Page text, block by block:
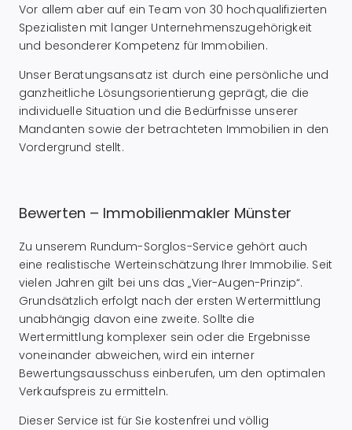
Vor allem aber auf ein Team von 30 hochqualifizierten
Spezialisten mit langer Unternehmenszugehörigkeit
und besonderer Kompetenz für Immobilien.
Unser Beratungsansatz ist durch eine persönliche und
ganzheitliche Lösungsorientierung geprägt, die die
individuelle Situation und die Bedürfnisse unserer
Mandanten sowie der betrachteten Immobilien in den
Vordergrund stellt.
Bewerten – Immobilienmakler Münster
Zu unserem Rundum-Sorglos-Service gehört auch
eine realistische Werteinschätzung Ihrer Immobilie. Seit
vielen Jahren gilt bei uns das „Vier-Augen-Prinzip“.
Grundsätzlich erfolgt nach der ersten Wertermittlung
unabhängig davon eine zweite. Sollte die
Wertermittlung komplexer sein oder die Ergebnisse
voneinander abweichen, wird ein interner
Bewertungsausschuss einberufen, um den optimalen
Verkaufspreis zu ermitteln.
Dieser Service ist für Sie kostenfrei und völlig